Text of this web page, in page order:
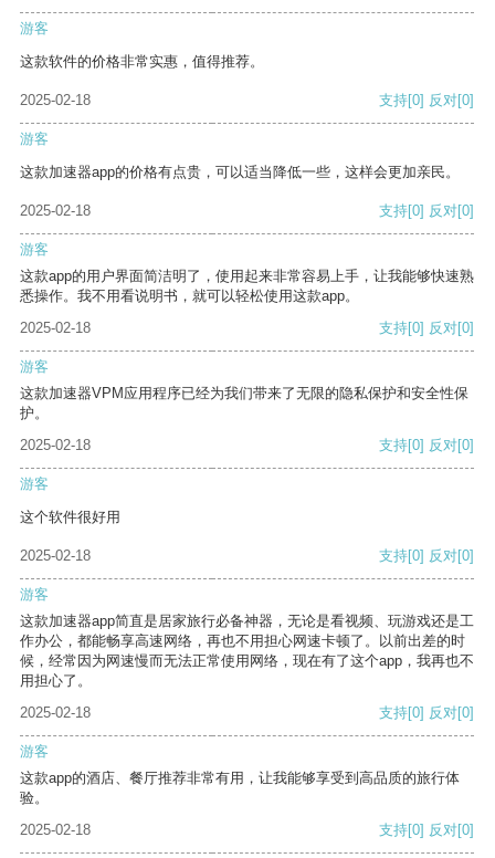
游客
这款软件的价格非常实惠，值得推荐。
2025-02-18 支持[0] 反对[0]
游客
这款加速器app的价格有点贵，可以适当降低一些，这样会更加亲民。
2025-02-18 支持[0] 反对[0]
游客
这款app的用户界面简洁明了，使用起来非常容易上手，让我能够快速熟
悉操作。我不用看说明书，就可以轻松使用这款app。
2025-02-18
支持[0] 反对[0]
游客
这款加速器VPM应用程序已经为我们带来了无限的隐私保护和安全性保
护。
2025-02-18
支持[0] 反对[0]
游客
这个软件很好用
2025-02-18 支持[0] 反对[0]
游客
这款加速器app简直是居家旅行必备神器，无论是看视频、玩游戏还是工
作办公，都能畅享高速网络，再也不用担心网速卡顿了。以前出差的时
候，经常因为网速慢而无法正常使用网络，现在有了这个app，我再也不
用担心了。
2025-02-18
支持[0] 反对[0]
游客
这款app的酒店、餐厅推荐非常有用，让我能够享受到高品质的旅行体
验。
2025-02-18
支持[0] 反对[0]